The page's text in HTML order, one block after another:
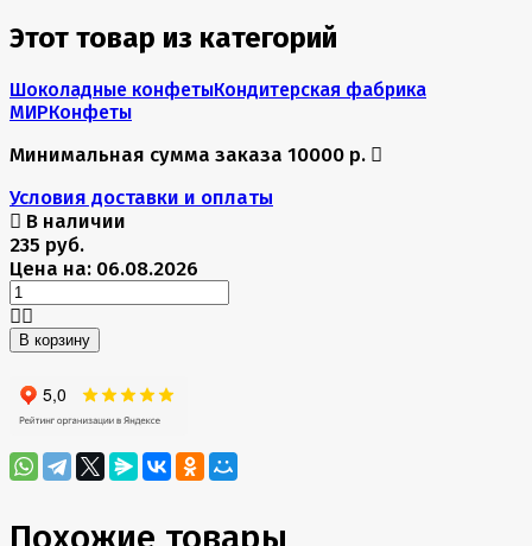
Этот товар из категорий
Шоколадные конфетыКондитерская фабрика
МИРКонфеты
Минимальная сумма заказа 10000 р.
Условия доставки и оплаты
В наличии
235 руб.
Цена на: 06.08.2026
В корзину